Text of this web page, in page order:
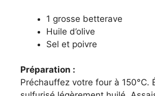
1 grosse betterave
Huile d’olive
Sel et poivre
Préparation :
Préchauffez votre four à